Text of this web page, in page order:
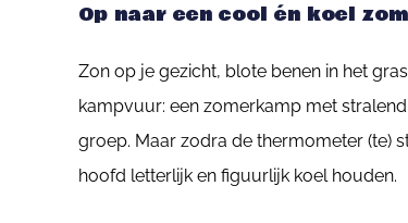
Op naar een cool én koel
Zon op je gezicht, blote benen in het
kampvuur: een zomerkamp met
groep. Maar zodra de thermometer (te)
hoofd letterlijk en figuurlijk koel houden.